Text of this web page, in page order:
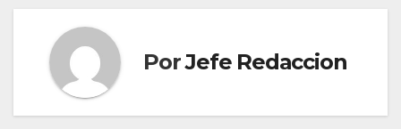
PorJefe Redaccion